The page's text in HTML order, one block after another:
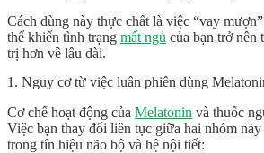
Cách dùng này thực chất là việc “vay
thể khiến tình trạng mất ngủ của bạn trở nên
trị hơn về lâu dài.
1. Nguy cơ từ việc luân phiên dùng
Cơ chế hoạt động của Melatonin và thuốc
Việc bạn thay đổi liên tục giữa hai nhóm
trong tín hiệu não bộ và hệ nội tiết: